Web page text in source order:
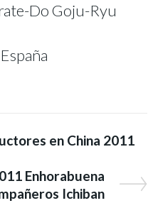
Do Goju-Ryu
en China 2011
Enhorabuena
Ichiban